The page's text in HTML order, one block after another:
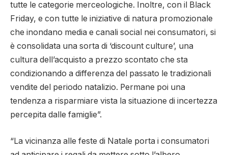
tutte le categorie merceologiche. Inoltre, con il Black
Friday, e con tutte le iniziative di natura promozionale
che inondano media e canali social nei consumatori, si
è consolidata una sorta di ‘discount culture’, una
cultura dell’acquisto a prezzo scontato che sta
condizionando a differenza del passato le tradizionali
vendite del periodo natalizio. Permane poi una
tendenza a risparmiare vista la situazione di incertezza
percepita dalle famiglie”.
“La vicinanza alle feste di Natale porta i consumatori